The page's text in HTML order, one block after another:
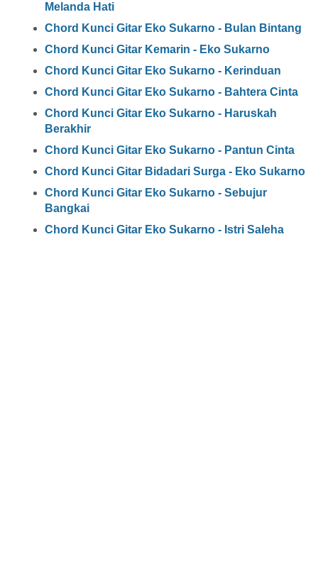
Melanda Hati
Chord Kunci Gitar Eko Sukarno - Bulan Bintang
Chord Kunci Gitar Kemarin - Eko Sukarno
Chord Kunci Gitar Eko Sukarno - Kerinduan
Chord Kunci Gitar Eko Sukarno - Bahtera Cinta
Chord Kunci Gitar Eko Sukarno - Haruskah
Berakhir
Chord Kunci Gitar Eko Sukarno - Pantun Cinta
Chord Kunci Gitar Bidadari Surga - Eko Sukarno
Chord Kunci Gitar Eko Sukarno - Sebujur
Bangkai
Chord Kunci Gitar Eko Sukarno - Istri Saleha